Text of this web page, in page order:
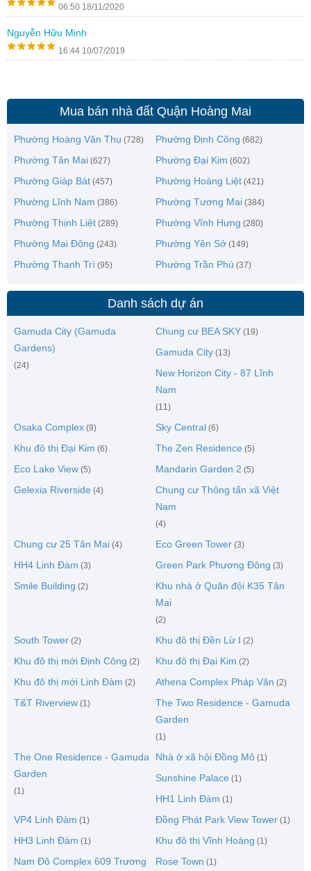
06:50 18/11/2020
Nguyễn Hữu Minh
16:44 10/07/2019
Mua bán nhà đất Quận Hoàng Mai
Phường Hoàng Văn Thụ (728) Phường Định Công (682)
Phường Tân Mai (627) Phường Đại Kim (602)
Phường Giáp Bát (457) Phường Hoàng Liệt (421)
Phường Lĩnh Nam (386) Phường Tương Mai (384)
Phường Thịnh Liệt (289) Phường Vĩnh Hưng (280)
Phường Mai Động (243) Phường Yên Sở (149)
Phường Thanh Trì (95) Phường Trần Phú (37)
Danh sách dự án
Gamuda City (Gamuda
Gardens)
(24)
Chung cư BEA SKY (19)
Gamuda City (13)
New Horizon City - 87 Lĩnh
Nam
(11)
Osaka Complex (9) Sky Central (6)
Khu đô thị Đại Kim (6) The Zen Residence (5)
Eco Lake View (5) Mandarin Garden 2 (5)
Gelexia Riverside (4)
Chung cư Thông tấn xã Việt
Nam
(4)
Chung cư 25 Tân Mai (4) Eco Green Tower (3)
HH4 Linh Đàm (3) Green Park Phương Đông (3)
Smile Building (2)
Khu nhà ở Quân đội K35 Tân
Mai
(2)
South Tower (2) Khu đô thị Đền Lừ I (2)
Khu đô thị mới Định Công (2) Khu đô thị Đại Kim (2)
Khu đô thị mới Linh Đàm (2) Athena Complex Pháp Vân (2)
T&T Riverview (1)
The Two Residence - Gamuda
Garden
(1)
The One Residence - Gamuda
Garden
(1)
Nhà ở xã hội Đồng Mô (1)
Sunshine Palace (1)
HH1 Linh Đàm (1)
VP4 Linh Đàm (1) Đồng Phát Park View Tower (1)
HH3 Linh Đàm (1) Khu đô thị Vĩnh Hoàng (1)
Nam Đô Complex 609 Trương
Rose Town (1)